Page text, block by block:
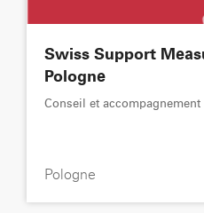
Swiss Support
Pologne
Conseil et accompagnement
Pologne